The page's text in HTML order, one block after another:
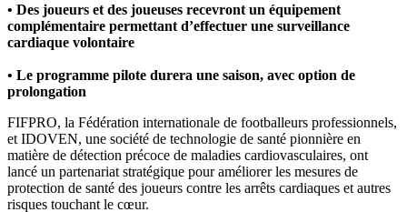
• Des joueurs et des joueuses recevront un équipement
complémentaire permettant d’effectuer une surveillance
cardiaque volontaire
• Le programme pilote durera une saison, avec option de
prolongation
FIFPRO, la Fédération internationale de footballeurs professionnels,
et IDOVEN, une société de technologie de santé pionnière en
matière de détection précoce de maladies cardiovasculaires, ont
lancé un partenariat stratégique pour améliorer les mesures de
protection de santé des joueurs contre les arrêts cardiaques et autres
risques touchant le cœur.